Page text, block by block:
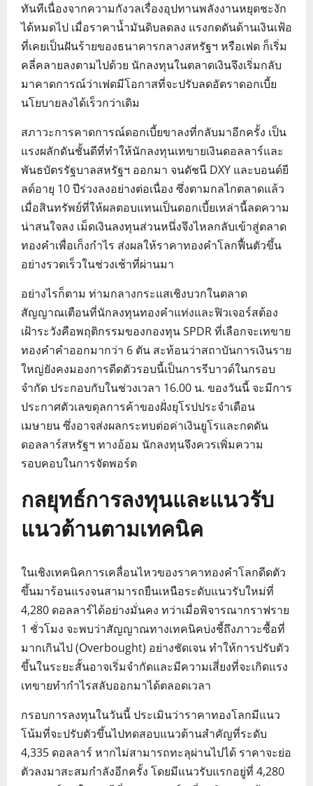
ทันทีเนื่องจากความกังวลเรื่องอุปทานพลังงานหยุดชะงัก
ได้หมดไป เมื่อราคาน้ำมันดิบลดลง แรงกดดันด้านเงินเฟ้อ
ที่เคยเป็นฝันร้ายของธนาคารกลางสหรัฐฯ หรือเฟด ก็เริ่ม
คลี่คลายลงตามไปด้วย นักลงทุนในตลาดเงินจึงเริ่มกลับ
มาคาดการณ์ว่าเฟดมีโอกาสที่จะปรับลดอัตราดอกเบี้ย
นโยบายลงได้เร็วกว่าเดิม
สภาวะการคาดการณ์ดอกเบี้ยขาลงที่กลับมาอีกครั้ง เป็น
แรงผลักดันชั้นดีที่ทำให้นักลงทุนเทขายเงินดอลลาร์และ
พันธบัตรรัฐบาลสหรัฐฯ ออกมา จนดัชนี DXY และบอนด์ยี
ลด์อายุ 10 ปีร่วงลงอย่างต่อเนื่อง ซึ่งตามกลไกตลาดแล้ว
เมื่อสินทรัพย์ที่ให้ผลตอบแทนเป็นดอกเบี้ยเหล่านี้ลดความ
น่าสนใจลง เม็ดเงินลงทุนส่วนหนึ่งจึงไหลกลับเข้าสู่ตลาด
ทองคำเพื่อเก็งกำไร ส่งผลให้ราคาทองคำโลกฟื้นตัวขึ้น
อย่างรวดเร็วในช่วงเช้าที่ผ่านมา
อย่างไรก็ตาม ท่ามกลางกระแสเชิงบวกในตลาด
สัญญาณเตือนที่นักลงทุนทองคำแท่งและฟิวเจอร์สต้อง
เฝ้าระวังคือพฤติกรรมของกองทุน SPDR ที่เลือกจะเทขาย
ทองคำคำออกมากว่า 6 ตัน สะท้อนว่าสถาบันการเงินราย
ใหญ่ยังคงมองการดีดตัวรอบนี้เป็นการรีบาวด์ในกรอบ
จำกัด ประกอบกับในช่วงเวลา 16.00 น. ของวันนี้ จะมีการ
ประกาศตัวเลขดุลการค้าของฝั่งยุโรปประจำเดือน
เมษายน ซึ่งอาจส่งผลกระทบต่อค่าเงินยูโรและกดดัน
ดอลลาร์สหรัฐฯ ทางอ้อม นักลงทุนจึงควรเพิ่มความ
รอบคอบในการจัดพอร์ต
กลยุทธ์การลงทุนและแนวรับ
แนวต้านตามเทคนิค
ในเชิงเทคนิคการเคลื่อนไหวของราคาทองคำโลกดีดตัว
ขึ้นมาร้อนแรงจนสามารถยืนเหนือระดับแนวรับใหม่ที่
4,280 ดอลลาร์ได้อย่างมั่นคง ทว่าเมื่อพิจารณากราฟราย
1 ชั่วโมง จะพบว่าสัญญาณทางเทคนิคบ่งชี้ถึงภาวะซื้อที่
มากเกินไป (Overbought) อย่างชัดเจน ทำให้การปรับตัว
ขึ้นในระยะสั้นอาจเริ่มจำกัดและมีความเสี่ยงที่จะเกิดแรง
เทขายทำกำไรสลับออกมาได้ตลอดเวลา
กรอบการลงทุนในวันนี้ ประเมินว่าราคาทองโลกมีแนว
โน้มที่จะปรับตัวขึ้นไปทดสอบแนวต้านสำคัญที่ระดับ
4,335 ดอลลาร์ หากไม่สามารถทะลุผ่านไปได้ ราคาจะย่อ
ตัวลงมาสะสมกำลังอีกครั้ง โดยมีแนวรับแรกอยู่ที่ 4,280